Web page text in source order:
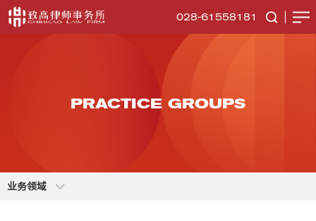
028-61558181
PRACTICE GROUPS
业务领域